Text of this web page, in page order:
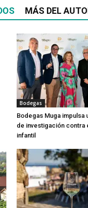
MÁS DEL
Bodegas
Bodegas Muga impulsa
de investigación contra
infantil